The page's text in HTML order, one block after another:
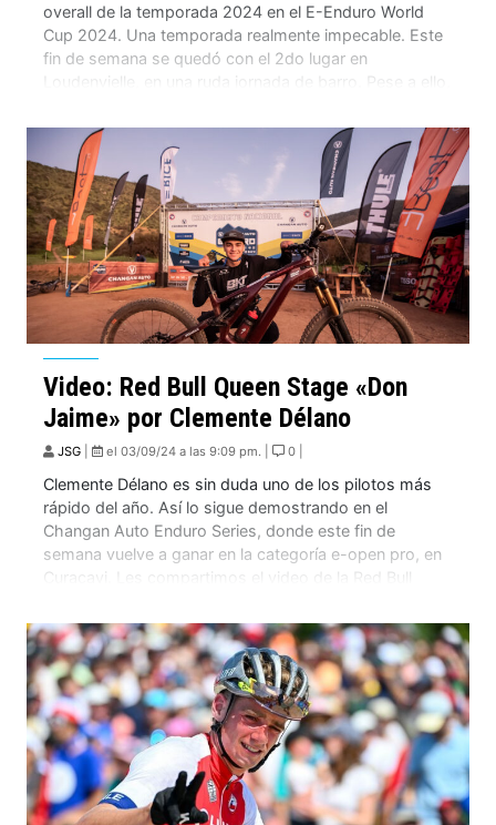
overall de la temporada 2024 en el E-Enduro World
Cup 2024. Una temporada realmente impecable. Este
fin de semana se quedó con el 2do lugar en
Loudenvielle, en una ruda jornada de barro. Pese a ello,
culminando una […]
Video: Red Bull Queen Stage «Don
Jaime» por Clemente Délano
JSG el 03/09/24 a las 9:09 pm. | 0 |
Clemente Délano es sin duda uno de los pilotos más
rápido del año. Así lo sigue demostrando en el
Changan Auto Enduro Series, donde este fin de
semana vuelve a ganar en la categoría e-open pro, en
Curacavi. Les compartimos el video de la Red Bull
[…]